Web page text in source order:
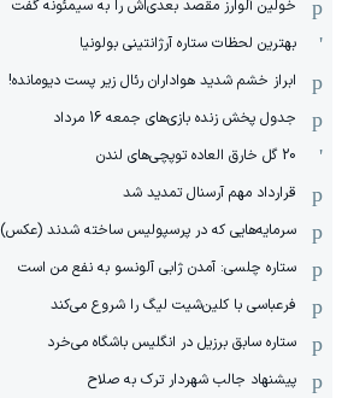
خولین آلوارز مقصد بعدی‌اش را به سیمئونه گفت
بهترین لحظات ستاره آرژانتینی بولونیا
ابراز خشم شدید هواداران رئال زیر پست دیومانده!
جدول پخش زنده بازی‌های جمعه 16 مرداد
20 گل خارق العاده توپچی‌های لندن
قرارداد مهم آرسنال تمدید شد
سرمایه‌هایی که در پرسپولیس ساخته شدند (عکس)
ستاره چلسی: آمدن ژابی آلونسو به نفع من است
فرعباسی با کلین‌شیت لیگ را شروع می‌کند
ستاره سابق برزیل در انگلیس باشگاه می‌خرد
پیشنهاد جالب شهردار ترک به صلاح